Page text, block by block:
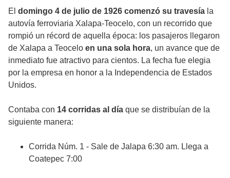
El domingo 4 de julio de 1926 comenzó su travesía la
autovía ferroviaria Xalapa-Teocelo, con un recorrido que
rompió un récord de aquella época: los pasajeros llegaron
de Xalapa a Teocelo en una sola hora, un avance que de
inmediato fue atractivo para cientos. La fecha fue elegia
por la empresa en honor a la Independencia de Estados
Unidos.
Contaba con 14 corridas al día que se distribuían de la
siguiente manera:
Corrida Núm. 1 - Sale de Jalapa 6:30 am. Llega a
Coatepec 7:00